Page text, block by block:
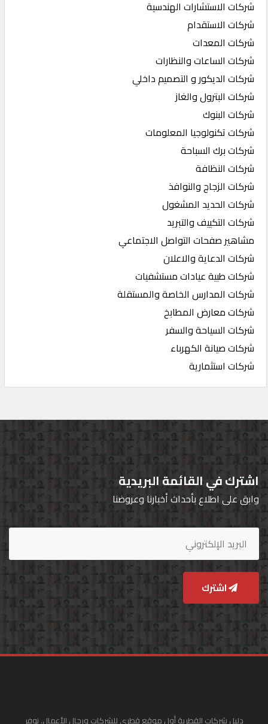
شركات الاستشارات الهندسية
شركات الاستقدام
شركات المعدات
شركات الساعات والنظارات
شركات الديكور و التصميم داخلي
شركات البترول والغاز
شركات البنوك
شركات تكنولوجيا المعلومات
شركات برك السباحة
شركات النظافة
شركات الزجاج والنوافذ
شركات الحديد المشغول
شركات التكييف والتبريد
مشاهير صفحات التواصل الاجتماعي
شركات الدعاية والاعلان
شركات طبية عيادات مستشفيات
شركات المدارس الخاصة والمستقلة
شركات معارض المطابخ
شركات السياحة والسفر
شركات صيانة الكهرباء
شركات استثمارية
اشترك في القائمة البريدية
وابق على اطلاع بأحداث أخبارنا وعروضنا
اشترك
دليل شركات القطرية أول موقع قطري للشركات ورجال الأعمال. نوفر